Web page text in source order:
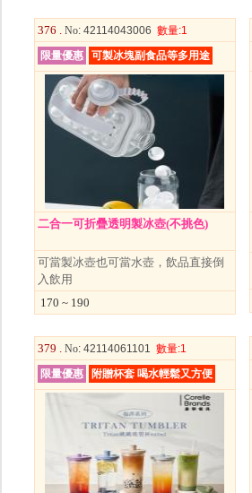
376 . No: 42114043006 數量:1
限量優惠
可製冰塊副食品等多用途
二合一可折疊透明製冰壺(不挑色)
可當製冰壺也可當水壺，飲品直接倒
入飲用
170 ~ 190
379 . No: 42114061101 數量:1
限量優惠
附贈杯套 喝水輕鬆又方便